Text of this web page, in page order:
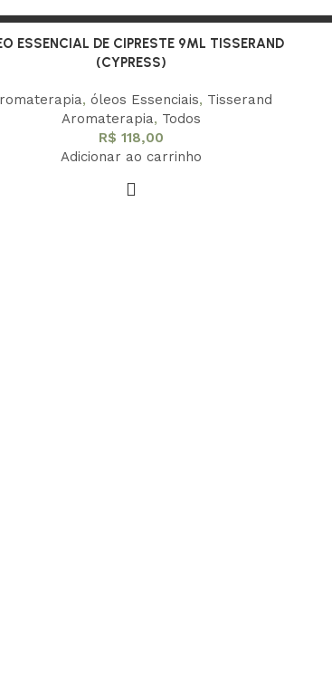
ESSENCIAL DE CIPRESTE 9ML TISSERAND
(CYPRESS)
, óleos Essenciais, Tisserand
Aromaterapia, Todos
R$ 118,00
Adicionar ao carrinho